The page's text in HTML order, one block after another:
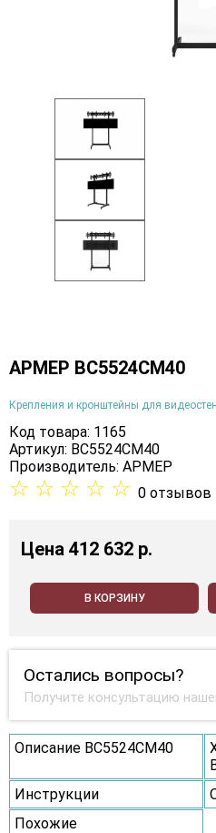
АРМЕР ВС5524СМ40
Крепления и кронштейны для видеостен
Код товара: 1165
Артикул: ВС5524СМ40
Производитель: АРМЕР
☆ ☆ ☆ ☆ ☆ 0 отзывов
Цена 412 632 p.
В КОРЗИНУ
Остались вопросы?
Получите консультацию
Описание ВС5524СМ40
Инструкции
Похожие